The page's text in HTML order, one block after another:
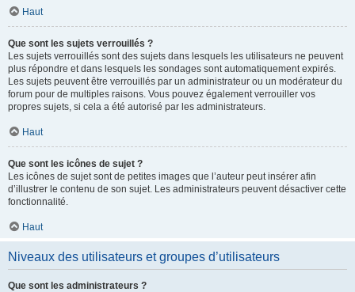
Haut
Que sont les sujets verrouillés ?
Les sujets verrouillés sont des sujets dans lesquels les utilisateurs ne peuvent
plus répondre et dans lesquels les sondages sont automatiquement expirés.
Les sujets peuvent être verrouillés par un administrateur ou un modérateur du
forum pour de multiples raisons. Vous pouvez également verrouiller vos
propres sujets, si cela a été autorisé par les administrateurs.
Haut
Que sont les icônes de sujet ?
Les icônes de sujet sont de petites images que l’auteur peut insérer afin
d’illustrer le contenu de son sujet. Les administrateurs peuvent désactiver cette
fonctionnalité.
Haut
Niveaux des utilisateurs et groupes d’utilisateurs
Que sont les administrateurs ?